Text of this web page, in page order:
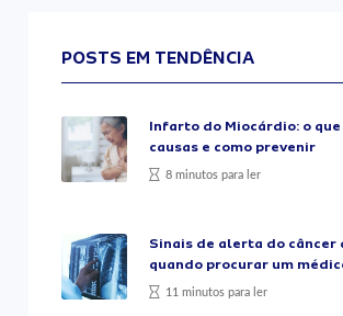
POSTS EM TENDÊNCIA
Infarto do Miocárdio: o que
causas e como prevenir
8 minutos para ler
Sinais de alerta do câncer
quando procurar um
11 minutos para ler